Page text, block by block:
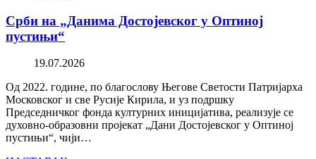
Срби на „Данима Достојевског у Оптиној
пустињи“
19.07.2026
Од 2022. године, по благослову Његове Светости Патријарха
Московског и све Русије Кирила, и уз подршку
Председничког фонда културних иницијатива, реализује се
духовно-образовни пројекат „Дани Достојевског у Оптиној
пустињи“, чији…